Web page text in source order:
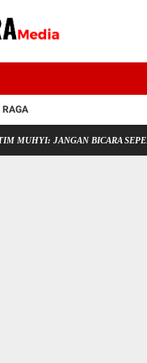
RAGA
BICARA SEPERTI